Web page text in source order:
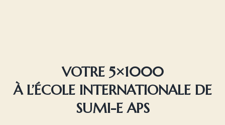
VOTRE 5×1000
À L’ÉCOLE INTERNATIONALE DE
SUMI-E APS